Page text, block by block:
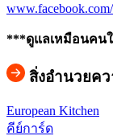
www.facebook.com/
***ดูแลเหมือนคน
สิ่งอำนวยค
European Kitchen
คีย์การ์ด